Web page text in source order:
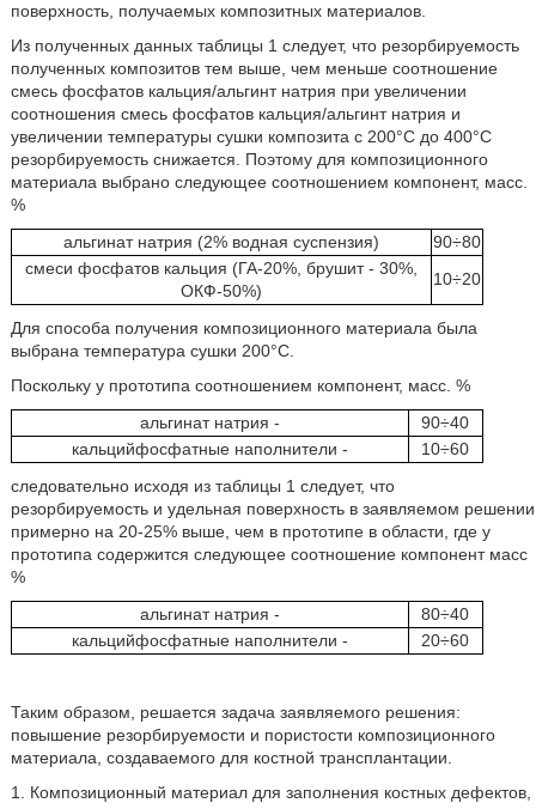
поверхность, получаемых композитных материалов.
Из полученных данных таблицы 1 следует, что резорбируемость
полученных композитов тем выше, чем меньше соотношение
смесь фосфатов кальция/альгинт натрия при увеличении
соотношения смесь фосфатов кальция/альгинт натрия и
увеличении температуры сушки композита с 200°С до 400°С
резорбируемость снижается. Поэтому для композиционного
материала выбрано следующее соотношением компонент, масс.
%
альгинат натрия (2% водная суспензия)
90÷80
смеси фосфатов кальция (ГА-20%, брушит - 30%,
ОКФ-50%)
10÷20
Для способа получения композиционного материала была
выбрана температура сушки 200°С.
Поскольку у прототипа соотношением компонент, масс. %
альгинат натрия -
90÷40
кальцийфосфатные наполнители -
10÷60
следовательно исходя из таблицы 1 следует, что
резорбируемость и удельная поверхность в заявляемом решении
примерно на 20-25% выше, чем в прототипе в области, где у
прототипа содержится следующее соотношение компонент масс
%
альгинат натрия -
80÷40
кальцийфосфатные наполнители -
20÷60
Таким образом, решается задача заявляемого решения:
повышение резорбируемости и пористости композиционного
материала, создаваемого для костной трансплантации.
1. Композиционный материал для заполнения костных дефектов,